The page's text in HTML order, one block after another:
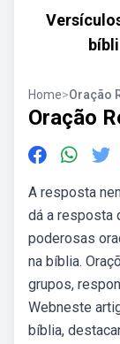
Home>Oração
Oração
A resposta
dá a resposta
poderosas
na bíblia.
grupos,
Webneste
bíblia,